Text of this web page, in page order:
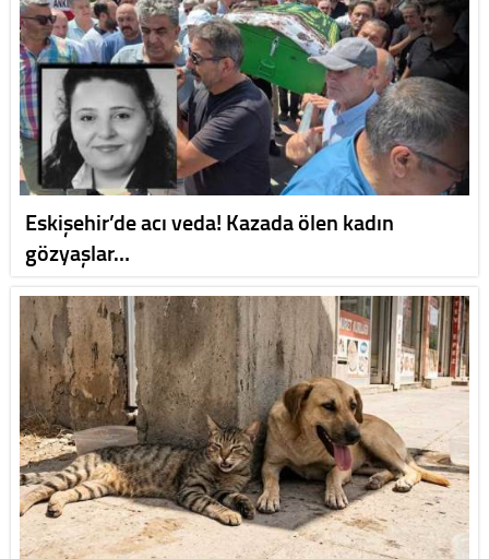
Eskişehir’de acı veda! Kazada ölen kadın
gözyaşlar…